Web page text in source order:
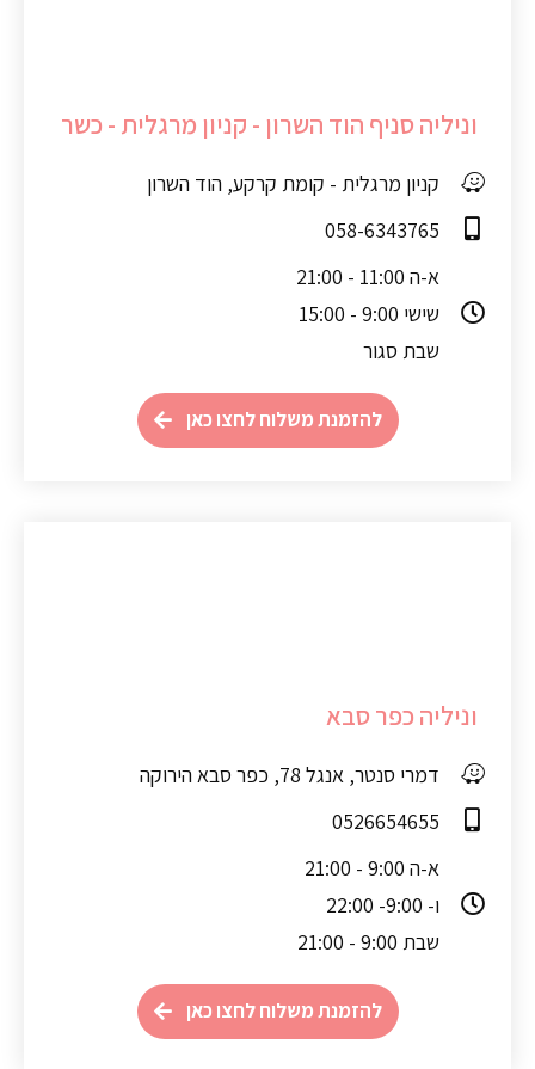
וניליה סניף הוד השרון - קניון מרגלית - כשר
קניון מרגלית - קומת קרקע, הוד השרון
058-6343765
א-ה 11:00 - 21:00
שישי 9:00 - 15:00
שבת סגור
להזמנת משלוח לחצו כאן
וניליה כפר סבא
דמרי סנטר, אנגל 78, כפר סבא הירוקה
0526654655
א-ה 9:00 - 21:00
ו- 9:00- 22:00
שבת 9:00 - 21:00
להזמנת משלוח לחצו כאן